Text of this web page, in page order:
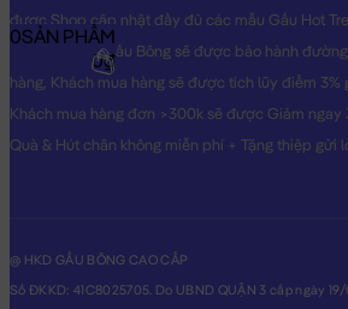
được Shop cập nhật đầy đủ các mẫu Gấu Hot
Original nhất. Gấu Bông sẽ được bảo hành
hàng, Khách mua hàng sẽ được tích lũy điểm 3%
Khách mua hàng đơn >300k sẽ được Giảm ngay
Quà & Hút chân không miễn phí + Tặng thiệp gửi
@ HKD GẤU BÔNG CAO CẤP
Số ĐKKD: 41C8025705. Do UBND QUẬN 3 cấp ngày
0SẢN PHẨM
0₫